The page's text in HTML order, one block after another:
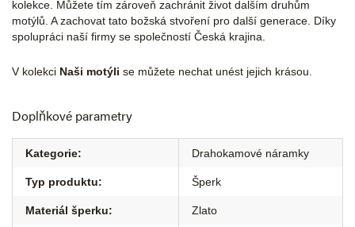
kolekce. Můžete tím zároveň zachránit život dalším druhům
motýlů. A zachovat tato božská stvoření pro další generace. Díky
spolupráci naší firmy se společností Česká krajina.
V kolekci Naši motýli se můžete nechat unést jejich krásou.
Doplňkové parametry
Kategorie: Drahokamové náramky
Typ produktu: Šperk
Materiál šperku: Zlato